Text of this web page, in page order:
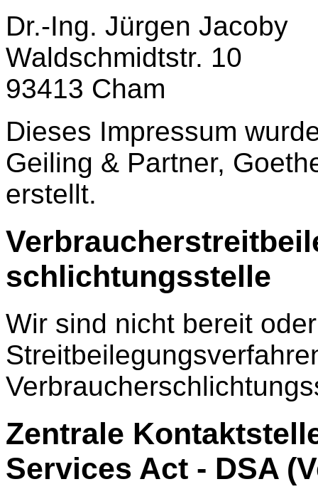
Dr.-Ing. Jürgen Jacoby
Waldschmidtstr. 10
93413 Cham
Dieses Impressum
Geiling & Partner,
erstellt.
schlichtungs­stelle
Wir sind nicht bereit
Zentrale
Services Act - DSA